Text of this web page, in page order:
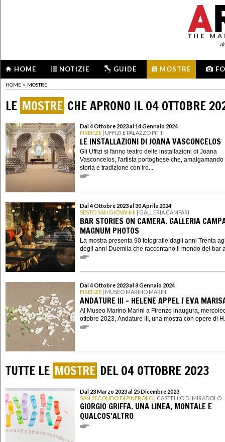
HOME NOTIZIE GUIDE MOSTRE
HOME > MOSTRE
LE MOSTRE CHE APRONO IL 04 OTTOBRE
Dal 4 Ottobre 2023 al 14 Gennaio 2024
FIRENZE | UFFIZI E PALAZZO PITTI
LE INSTALLAZIONI DI JOANA VASCONCELOS
Gli Uffizi si fanno teatro delle installazioni di Joana
Vasconcelos, l'artista portoghese che, amalgamando
storia e tradizione con iro...
Dal 4 Ottobre 2023 al 30 Aprile 2024
SESTO SAN GIOVANNI | GALLERIA CAMPARI
BAR STORIES ON CAMERA. GALLERIA
MAGNUM PHOTOS
La mostra presenta 90 fotografie dagli anni Trenta
degli anni Duemila che raccontano il mondo del bar
Dal 4 Ottobre 2023 al 8 Gennaio 2024
FIRENZE | MUSEO MARINO MARIN
ANDATURE III - HELENE APPEL / EVA
Al Museo Marino Marini a Firenze inaugura,
ottobre 2023, Andature III, una mostra con opere di
TUTTE LE MOSTRE DEL 04 OTTOBRE 2023
Dal 23 Marzo 2023 al 25 Dicembre 2023
SAN SECONDO DI PINEROLO | CASTELLO DI MIRADOLO
GIORGIO GRIFFA. UNA LINEA, MONTALE E
QUALCOS’ALTRO